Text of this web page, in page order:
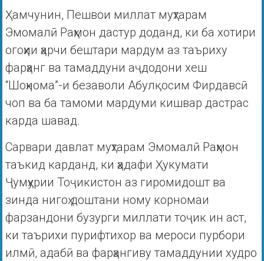
Ҳамчунин, Пешвои миллат муҳтарам
Эмомалӣ Раҳмон дастур доданд, ки ба хотири
огоҳии ҳарчи бештари мардум аз таъриху
фарҳанг ва тамаддуни аҷдодони хеш
“Шоҳнома”-и безаволи Абулқосим Фирдавсӣ
чоп ва ба тамоми мардуми кишвар дастрас
карда шавад.
Сарвари давлат муҳтарам Эмомалӣ Раҳмон
таъкид карданд, ки ҳадафи Ҳукумати
Ҷумҳурии Тоҷикистон аз гиромидошт ва
зинда нигоҳ доштани ному корномаи
фарзандони бузурги миллати тоҷик ин аст,
ки таърихи пурифтихор ва мероси пурбори
илмӣ, адабӣ ва фарҳангиву тамаддунии худро